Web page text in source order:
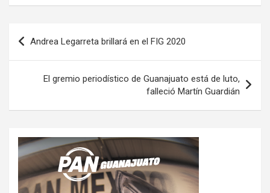
Navegación
de
entradas
Andrea Legarreta brillará en el FIG 2020
El gremio periodístico de Guanajuato está de luto,
falleció Martín Guardián